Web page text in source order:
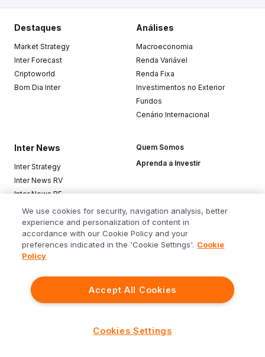
Siga o Inter
Destaques
Market Strategy
Inter Forecast
Criptoworld
Bom Dia Inter
Análises
Macroeconomia
Renda Variável
Renda Fixa
Investimentos no Exterior
Fundos
Cenário Internacional
Inter News
Inter Strategy
Inter News RV
Inter News RF
Top Funds
Quem Somos
Aprenda a Investir
Baixe o app
We use cookies for security, navigation analysis, better
experience and personalization of content in
accordance with our Cookie Policy and your
preferences indicated in the 'Cookie Settings'. Cookie
Policy
Accept All Cookies
Cookies Settings